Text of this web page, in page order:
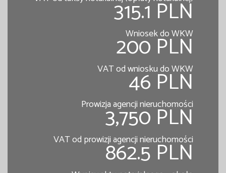
315.1 PLN
Wniosek do WKW
200 PLN
VAT od wniosku do WKW
46 PLN
Prowizja agencji nieruchomości
3,750 PLN
VAT od prowizji agencji nieruchomości
862.5 PLN